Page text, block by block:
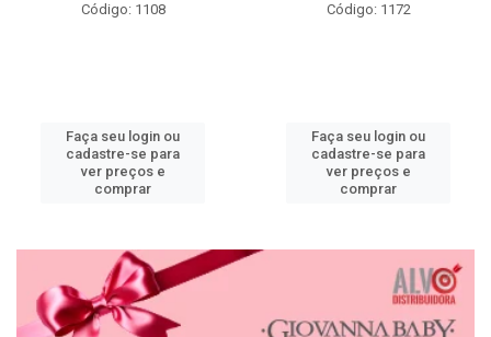
Código: 1108
Faça seu login ou
cadastre-se para
ver preços e
comprar
Código: 1172
Faça seu login ou
cadastre-se para
ver preços e
comprar